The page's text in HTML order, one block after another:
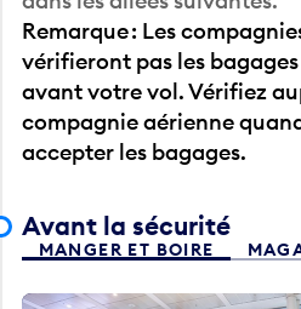
Remarque : Les
vérifieront pas les
avant votre vol. Vérifiez
compagnie aérienne
accepter les bagages.
Avant la sécurité
MANGER ET BOIRE